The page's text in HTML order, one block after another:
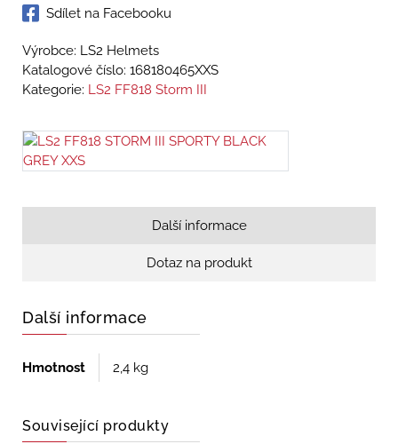
Sdílet na Facebooku
Výrobce: LS2 Helmets
Katalogové číslo: 168180465XXS
Kategorie: LS2 FF818 Storm III
Další informace
Dotaz na produkt
Další informace
Hmotnost 2,4 kg
Související produkty